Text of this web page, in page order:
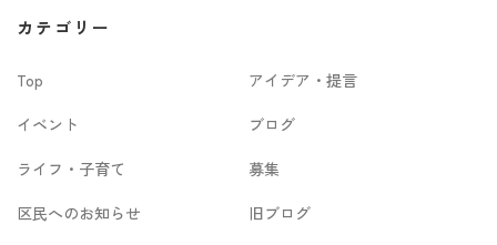
カ
ブ
カテゴリー
Top
アイデア・提言
イベント
ブログ
ライフ・子育て
募集
区民へのお知らせ
旧ブログ